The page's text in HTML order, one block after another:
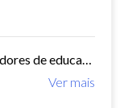
Ver mais